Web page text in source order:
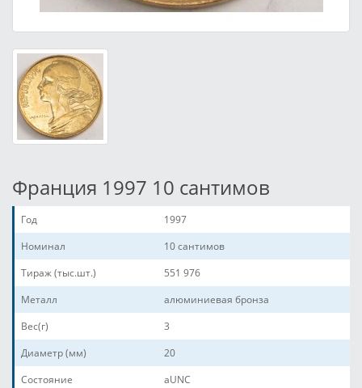
Франция 1997 10 сантимов
Год
1997
Номинал
10 сантимов
Тираж (тыс.шт.)
551 976
Металл
алюминиевая бронза
Вес(г)
3
Диаметр (мм)
20
Состояние
aUNC